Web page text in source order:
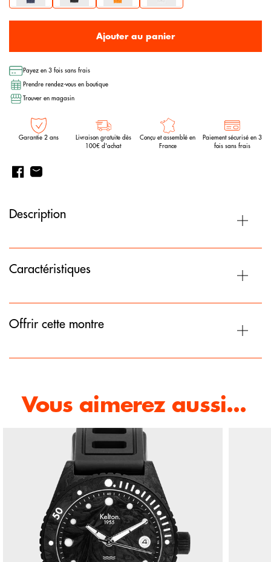
Ajouter au panier
Payez en 3 fois sans frais
Prendre rendez-vous en boutique
Trouver en magasin
Garantie 2 ans
Livraison gratuite dès
100€ d'achat
Conçu et assemblé en
France
Paiement sécurisé en 3
fois sans frais
Description
Caractéristiques
Offrir cette montre
Vous aimerez aussi...